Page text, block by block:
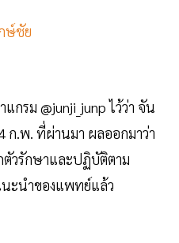
ษ์ชัย
กรม @junji_junp ไว้ว่า จัน
ก.พ. ที่ผ่านมา ผลออกมาว่า
ตัวรักษาและปฏิบัติตาม
นะนำของแพทย์แล้ว